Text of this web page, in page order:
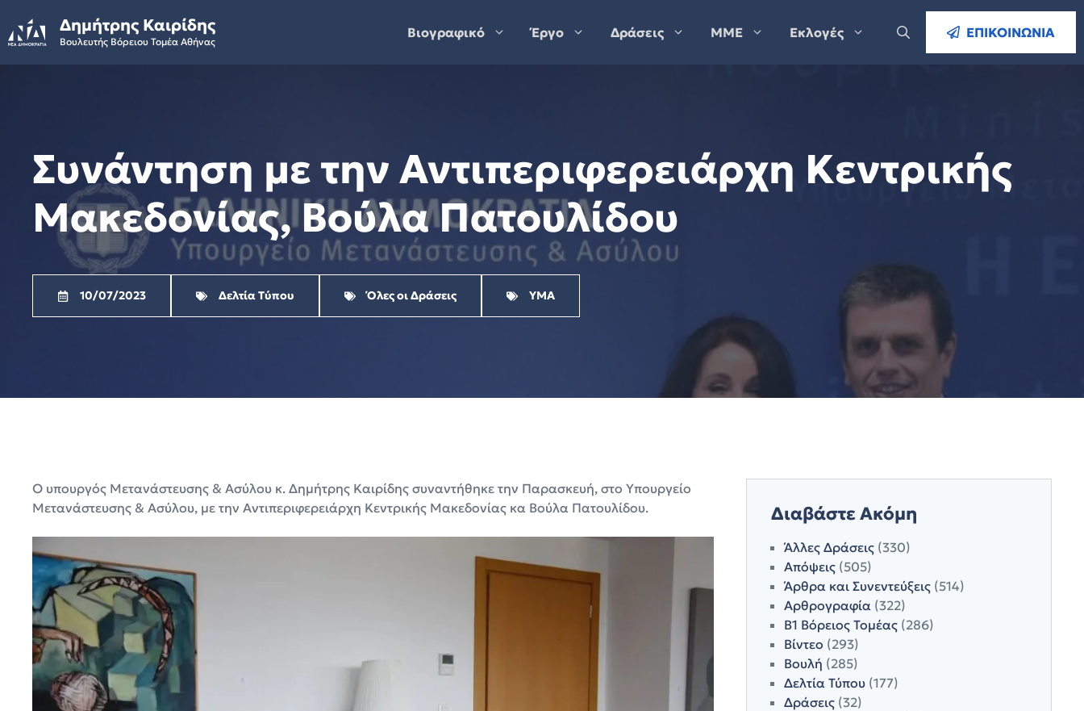
to
content
Δημήτρης Καιρίδης
Βουλευτής Βόρειου Τομέα Αθήνας
Βιογραφικό Έργο Δράσεις ΜΜΕ Εκλογές ΕΠΙΚΟΙΝΩΝΙΑ
Συνάντηση με την Αντιπεριφερειάρχη Κεντρικής
Μακεδονίας, Βούλα Πατουλίδου
10/07/2023 Δελτία Τύπου Όλες οι Δράσεις ΥΜΑ
Ο υπουργός Μετανάστευσης & Ασύλου κ. Δημήτρης Καιρίδης συναντήθηκε την Παρασκευή, στο Υπουργείο
Μετανάστευσης & Ασύλου, με την Αντιπεριφερειάρχη Κεντρικής Μακεδονίας κα Βούλα Πατουλίδου.
Διαβάστε Ακόμη
Άλλες Δράσεις(330)
Απόψεις(505)
Άρθρα και Συνεντεύξεις(514)
Αρθρογραφία(322)
Β1 Βόρειος Τομέας(286)
Βίντεο (293)
Βουλή (285)
Δελτία Τύπου(177)
Δράσεις(32)